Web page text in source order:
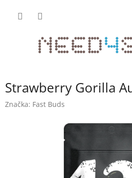
Strawberry Gorilla
Značka: Fast Buds